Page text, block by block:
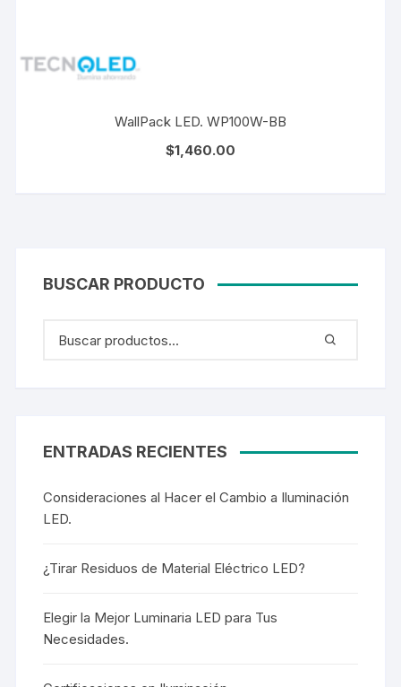
WallPack LED. WP100W-BB
$1,460.00
BUSCAR PRODUCTO
ENTRADAS RECIENTES
Consideraciones al Hacer el Cambio a Iluminación
LED.
¿Tirar Residuos de Material Eléctrico LED?
Elegir la Mejor Luminaria LED para Tus
Necesidades.